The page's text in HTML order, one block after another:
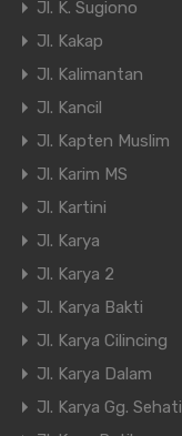
Jl. K. Sugiono
Jl. Kakap
Jl. Kalimantan
Jl. Kancil
Jl. Kapten Muslim
Jl. Karim MS
Jl. Kartini
Jl. Karya
Jl. Karya 2
Jl. Karya Bakti
Jl. Karya Cilincing
Jl. Karya Dalam
Jl. Karya Gg. Sehati